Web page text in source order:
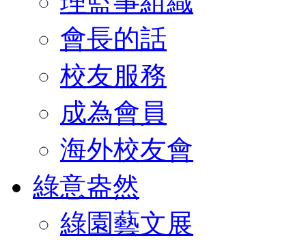
會長的話
校友服務
成為會員
海外校友會
綠意盎然
綠園藝文展